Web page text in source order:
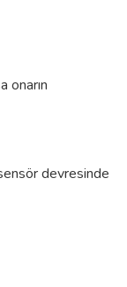
onarın
devresinde